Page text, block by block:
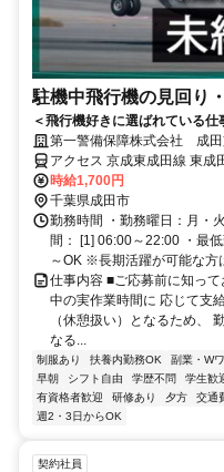
駐機中飛行機の見回り
＜飛行機好きに選ばれている
★時給1700円※航空機対応時
も可
第一警備保障株式会社 成
アクセス 京成東成田線 東成
約3分、連絡バス 成田空港
駅」スグ！直行直帰も可！
3分程度）
時給1,700円
千葉県成田市
勤務時間 ・勤務曜日：月・
間： [1] 06:00～22:00 ・最
～OK ※長期活躍が可能な方
仕事内容 ■ご応募前に知っ
中の実作業時間に 応じて支
（休憩扱い）となるため、
なる...
制服あり 扶養内勤務OK 副業・W
早朝
シフト自由 学歴不問 学生歓
有資格者歓迎
研修あり 夕方 交通
週2・3日からOK
契約社員